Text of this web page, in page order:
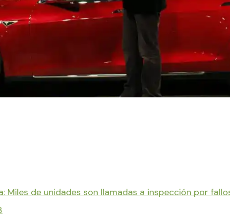
Miles de unidades son llamadas a inspección por